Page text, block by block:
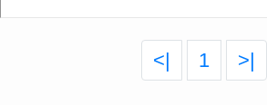
<| 1 >|